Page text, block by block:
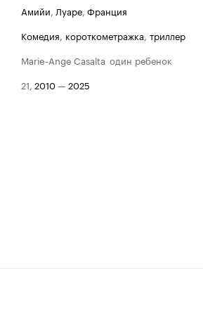
Амийи, Луаре, Франция
комедия, короткометражка, триллер
Marie-Ange Casalta один ребенок
21, 2010— 2025